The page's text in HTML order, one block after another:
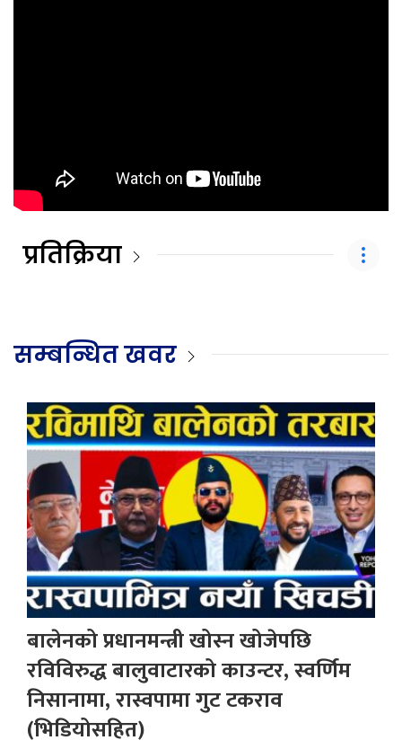
प्रतिक्रिया
सम्बन्धित खवर
बालेनको प्रधानमन्त्री खोस्न खोजेपछि
रविविरुद्ध बालुवाटारको काउन्टर, स्वर्णिम
निसानामा, रास्वपामा गुट टकराव
(भिडियोसहित)